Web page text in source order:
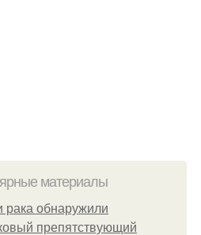
материалы
рака обнаружили
препятствующий